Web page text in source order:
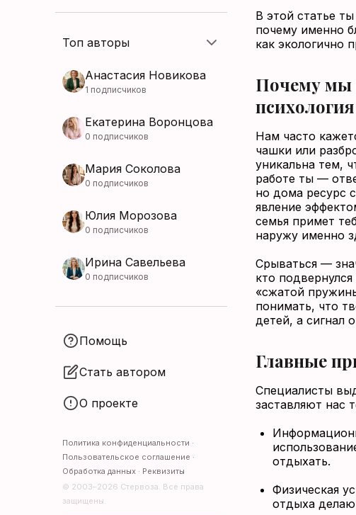
Топ авторы
Анастасия Новикова
1 подписчиков
Екатерина Воронцова
0 подписчиков
Мария Соколова
0 подписчиков
Юлия Морозова
0 подписчиков
Ирина Савельева
0 подписчиков
Помощь
Стать автором
О проекте
Политика конфиденциальности ·
Пользовательское соглашение ·
Обработка данных · Реквизиты
© 2003–2026 Стервоза. Все права
защищены.
В этой статье
почему именно
как экологично
Почему мы
Нам часто
чашки или
уникальна тем,
работе ты —
но дома ресурс
явление
семья примет
наружу именно
Срываться —
кто
«сжатой
понимать, что
детей, а сигнал
Главные
Специалисты
заставляют нас
отдыхать.
Физическая
отдыха